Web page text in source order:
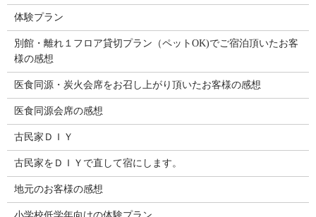
体験プラン
別館・離れ１フロア貸切プラン（ペットOK)でご宿泊頂いたお客
様の感想
医食同源・炭火会席をお召し上がり頂いたお客様の感想
医食同源会席の感想
古民家ＤＩＹ
古民家をＤＩＹで直して宿にします。
地元のお客様の感想